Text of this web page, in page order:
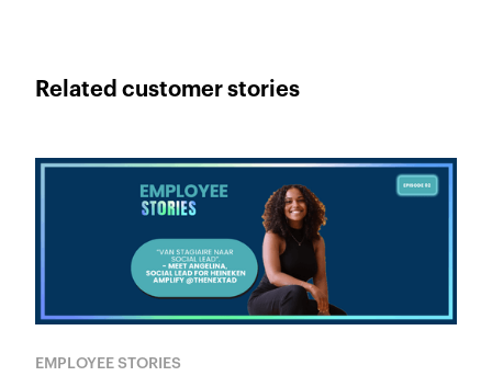
Related customer stories
EMPLOYEE STORIES